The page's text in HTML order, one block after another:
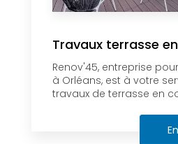
Travaux terrasse
Renov'45, entreprise
à Orléans, est à votre
travaux de terrasse en